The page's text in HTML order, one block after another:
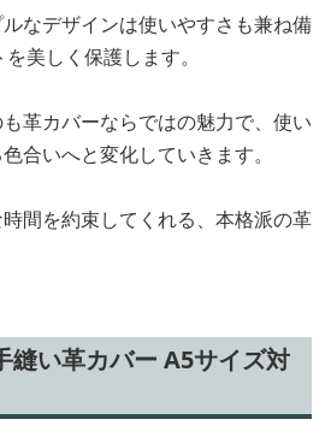
なデザインは使いやすさも兼ね備
美しく保護します。
革カバーならではの魅力で、使い
合いへと変化していきます。
間を約束してくれる、本格派の革
縫い革カバー A5サイズ対